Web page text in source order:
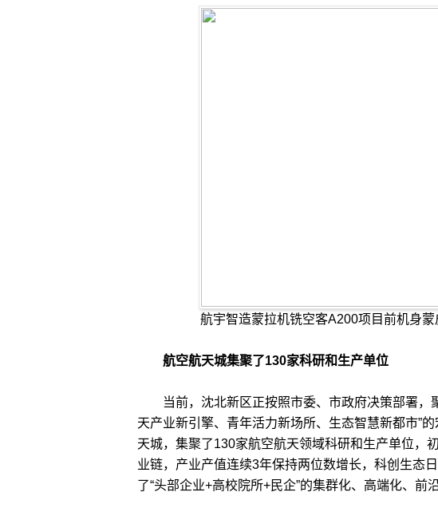
航宇智造蒙拉机铣空客A200项目前机身
航空航天城集聚了130家科研和生产单位
当前，沈北新区正按照市委、市政府决策部署，聚
天产业新引擎、青年活力新场所、生态智慧新都市”
天城，集聚了130家航空航天领域科研和生产单位，
业链，产业产值连续3年保持两位数增长，科创生态
了“头部企业+高校院所+民企”的集群化、高端化、前